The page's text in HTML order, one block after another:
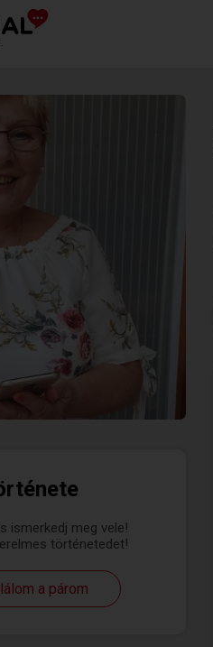
ismerkedj meg vele!
történetedet!
a párom